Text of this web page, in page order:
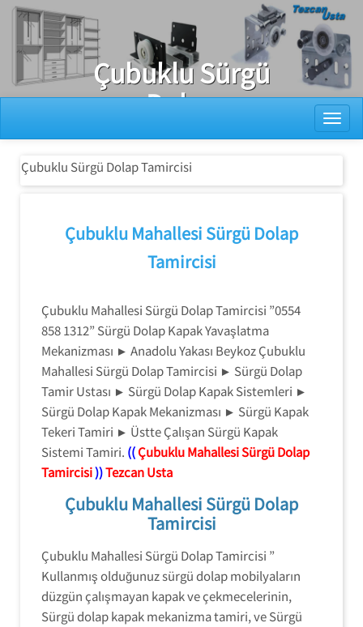
Ray Dolap Tamiri
Çubuklu Sürgü
Dolap
Tamircisi
Çubuklu Sürgü Dolap Tamircisi
Çubuklu Mahallesi Sürgü Dolap
Tamircisi
Çubuklu Mahallesi Sürgü Dolap Tamircisi ”0554
858 1312” Sürgü Dolap Kapak Yavaşlatma
Mekanizması ► Anadolu Yakası Beykoz Çubuklu
Mahallesi Sürgü Dolap Tamircisi ► Sürgü Dolap
Tamir Ustası ► Sürgü Dolap Kapak Sistemleri ►
Sürgü Dolap Kapak Mekanizması ► Sürgü Kapak
Tekeri Tamiri ► Üstte Çalışan Sürgü Kapak
Sistemi Tamiri. ((Çubuklu Mahallesi Sürgü Dolap
Tamircisi))Tezcan Usta
Çubuklu Mahallesi Sürgü Dolap
Tamircisi
Çubuklu Mahallesi Sürgü Dolap Tamircisi ”
Kullanmış olduğunuz sürgü dolap mobilyaların
düzgün çalışmayan kapak ve çekmecelerinin,
Sürgü dolap kapak mekanizma tamiri, ve Sürgü